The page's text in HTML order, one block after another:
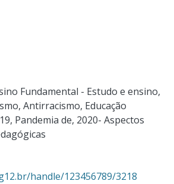
Fundamental - Estudo e ensino,
, Antirracismo, Educação
Pandemia de, 2020- Aspectos
handle/123456789/3218